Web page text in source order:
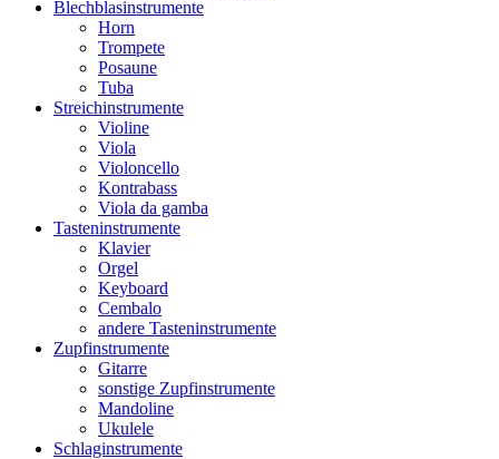
Blechblasinstrumente
Horn
Trompete
Posaune
Tuba
Streichinstrumente
Violine
Viola
Violoncello
Kontrabass
Viola da gamba
Tasteninstrumente
Klavier
Orgel
Keyboard
Cembalo
andere Tasteninstrumente
Zupfinstrumente
Gitarre
sonstige Zupfinstrumente
Mandoline
Ukulele
Schlaginstrumente